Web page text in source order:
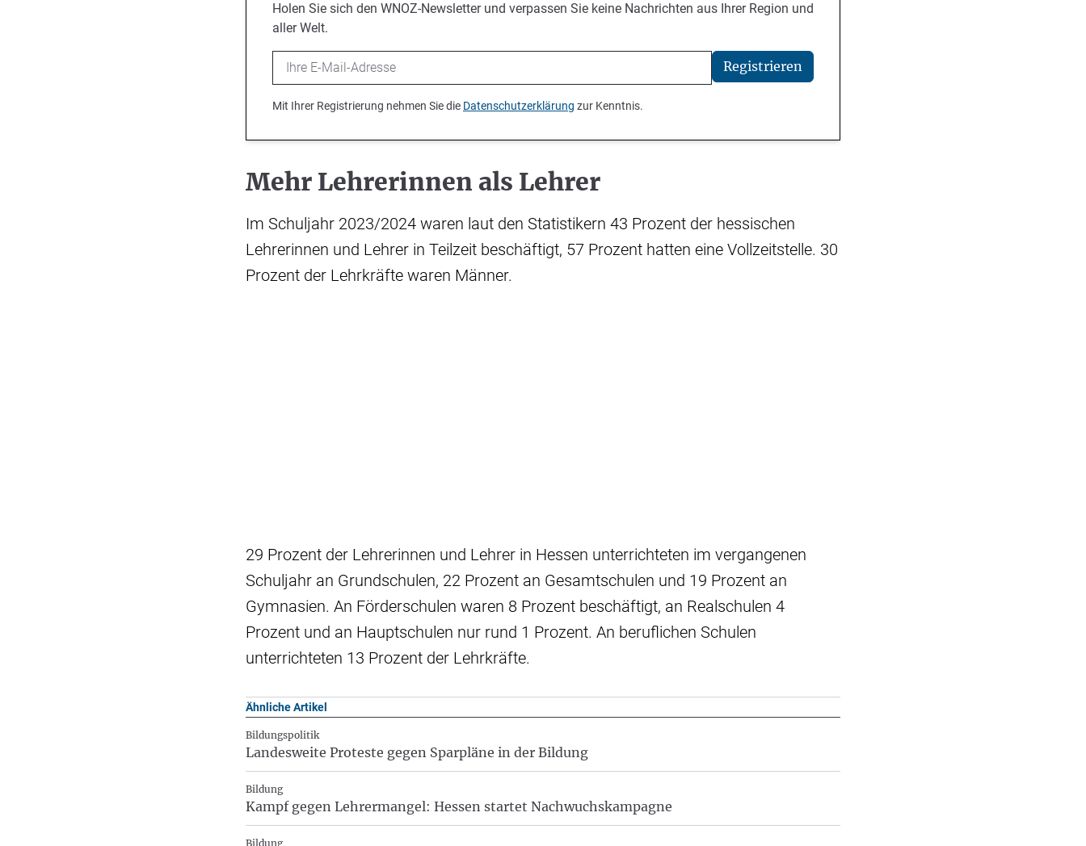
Holen Sie sich den WNOZ-Newsletter und verpassen Sie keine Nachrichten aus Ihrer Region und
aller Welt.
Email Registrieren
Mit Ihrer Registrierung nehmen Sie die Datenschutzerklärung zur Kenntnis.
Mehr Lehrerinnen als Lehrer
Im Schuljahr 2023/2024 waren laut den Statistikern 43 Prozent der hessischen
Lehrerinnen und Lehrer in Teilzeit beschäftigt, 57 Prozent hatten eine Vollzeitstelle. 30
Prozent der Lehrkräfte waren Männer.
29 Prozent der Lehrerinnen und Lehrer in Hessen unterrichteten im vergangenen
Schuljahr an Grundschulen, 22 Prozent an Gesamtschulen und 19 Prozent an
Gymnasien. An Förderschulen waren 8 Prozent beschäftigt, an Realschulen 4
Prozent und an Hauptschulen nur rund 1 Prozent. An beruflichen Schulen
unterrichteten 13 Prozent der Lehrkräfte.
Ähnliche Artikel
Bildungspolitik
Landesweite Proteste gegen Sparpläne in der Bildung
Bildung
Kampf gegen Lehrermangel: Hessen startet Nachwuchskampagne
Bildung